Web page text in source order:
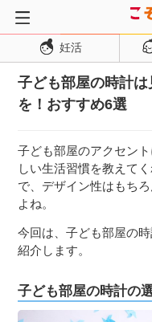
トップページ
妊活
妊娠・出産
妊娠初期
妊娠中期
出産
０歳児
妊活
子ども部屋の時計
を！おすすめ6選
子ども部屋のアクセン
しい生活習慣を教えて
で、デザイン性はもち
よね。
今回は、子ども部屋の
紹介します。
子ども部屋の時計の